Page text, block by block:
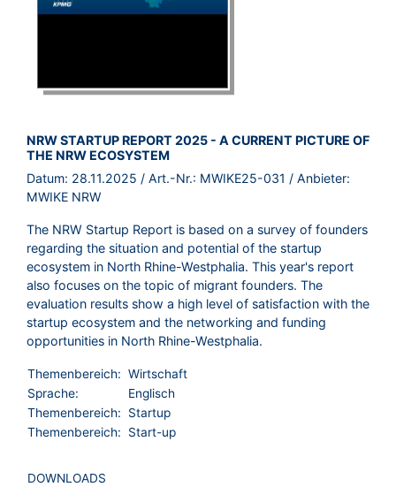
BROSCHÜRE:
NRW STARTUP REPORT 2025 - A CURRENT PICTURE OF
THE NRW ECOSYSTEM
Datum: 28.11.2025 / Art.-Nr.: MWIKE25-031 / Anbieter:
MWIKE NRW
The NRW Startup Report is based on a survey of founders
regarding the situation and potential of the startup
ecosystem in North Rhine-Westphalia. This year's report
also focuses on the topic of migrant founders. The
evaluation results show a high level of satisfaction with the
startup ecosystem and the networking and funding
opportunities in North Rhine-Westphalia.
Themenbereich: Wirtschaft
Sprache:
Englisch
Themenbereich:
Startup
Themenbereich:
Start-up
DOWNLOADS